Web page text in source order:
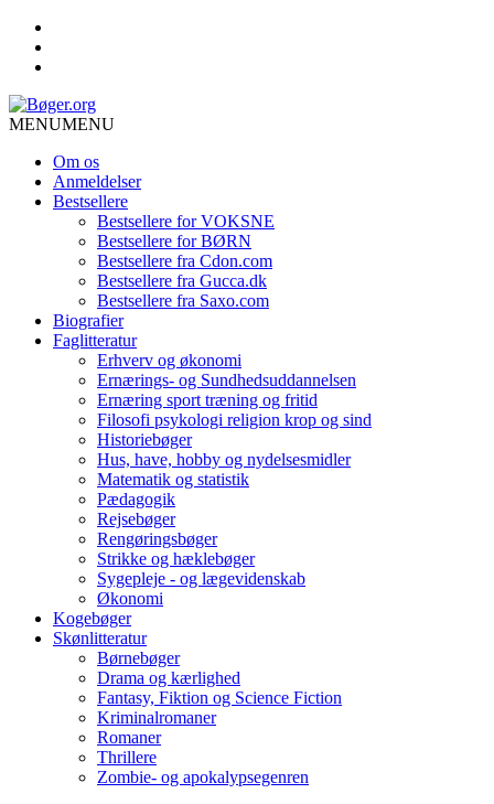
MENUMENU
Om os
Anmeldelser
Bestsellere
Bestsellere for VOKSNE
Bestsellere for BØRN
Bestsellere fra Cdon.com
Bestsellere fra Gucca.dk
Bestsellere fra Saxo.com
Biografier
Faglitteratur
Erhverv og økonomi
Ernærings- og Sundhedsuddannelsen
Ernæring sport træning og fritid
Filosofi psykologi religion krop og sind
Historiebøger
Hus, have, hobby og nydelsesmidler
Matematik og statistik
Pædagogik
Rejsebøger
Rengøringsbøger
Strikke og hæklebøger
Sygepleje - og lægevidenskab
Økonomi
Kogebøger
Skønlitteratur
Børnebøger
Drama og kærlighed
Fantasy, Fiktion og Science Fiction
Kriminalromaner
Romaner
Thrillere
Zombie- og apokalypsegenren